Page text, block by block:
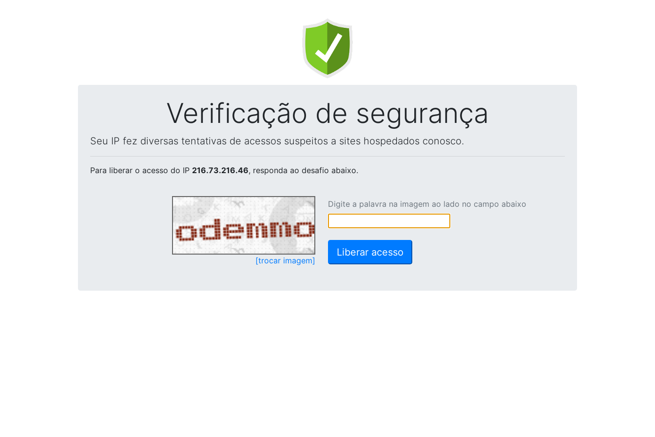
Verificação de segurança
Seu IP fez diversas tentativas de acessos suspeitos a sites hospedados conosco.
Para liberar o acesso do IP 216.73.216.46, responda ao desafio abaixo.
[trocar imagem]
Digite a palavra na imagem ao lado no campo abaixo